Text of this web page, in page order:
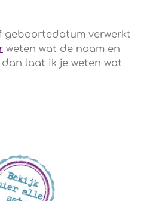
geboortedatum verwerkt
weten wat de naam en
laat ik je weten wat